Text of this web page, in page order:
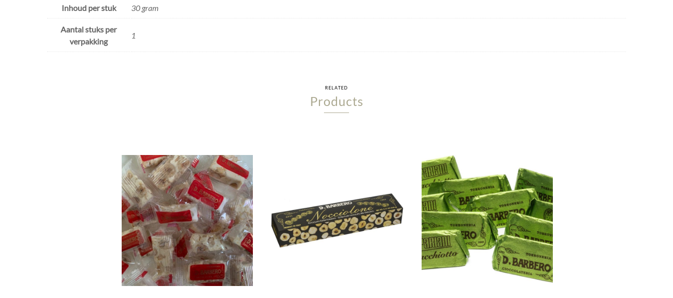
Inhoud per stuk 30 gram
Aantal stuks per
verpakking
1
RELATED
Products